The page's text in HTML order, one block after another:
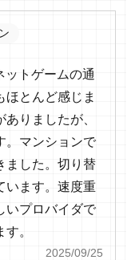
ットゲームの通
ほとんど感じま
りましたが、
。マンションで
ました。切り替
います。速度重
いプロバイダで
。
2025/09/25